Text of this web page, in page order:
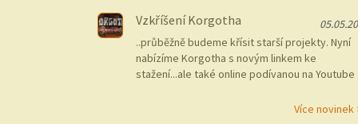
Vzkříšení Korgotha
..průběžně budeme křísit starší projekty. Nyní
nabízíme Korgotha s novým linkem ke
stažení...ale také online podívanou na Youtube
Více novinek